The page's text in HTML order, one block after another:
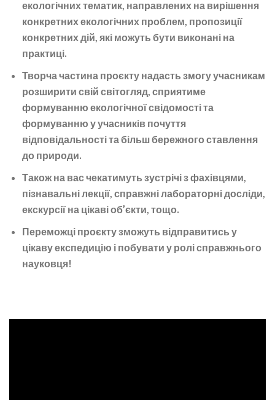
екологічних тематик, направлених на вирішення
конкретних екологічних проблем, пропозиції
конкретних дій, які можуть бути виконані на
практиці.
Творча частина проєкту надасть змогу учасникам
розширити свій світогляд, сприятиме
формуванню екологічної свідомості та
формуванню у учасників почуття
відповідальності та більш бережного ставлення
до природи.
Також на вас чекатимуть зустрічі з фахівцями,
пізнавальні лекції, справжні лабораторні досліди,
екскурсії на цікаві об’єкти, тощо.
Переможці проєкту зможуть відправитись у
цікаву експедицію і побувати у ролі справжнього
науковця!